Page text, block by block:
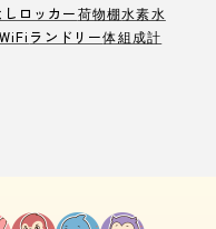
ロッカー荷物棚水素水
WiFi ランドリー体組成計